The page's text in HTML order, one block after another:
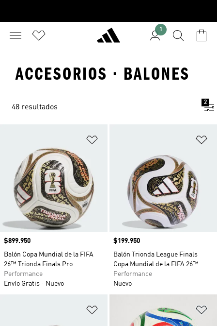
1
ACCESORIOS · BALONES
48 resultados
2
Precio
$899.950
Balón Copa Mundial de la FIFA
26™ Trionda Finals Pro
Performance
Envío Gratis
Nuevo
Precio
$199.950
Balón Trionda League Finals
Copa Mundial de la FIFA 26™
Performance
Nuevo
Añadir a la lista de deseos